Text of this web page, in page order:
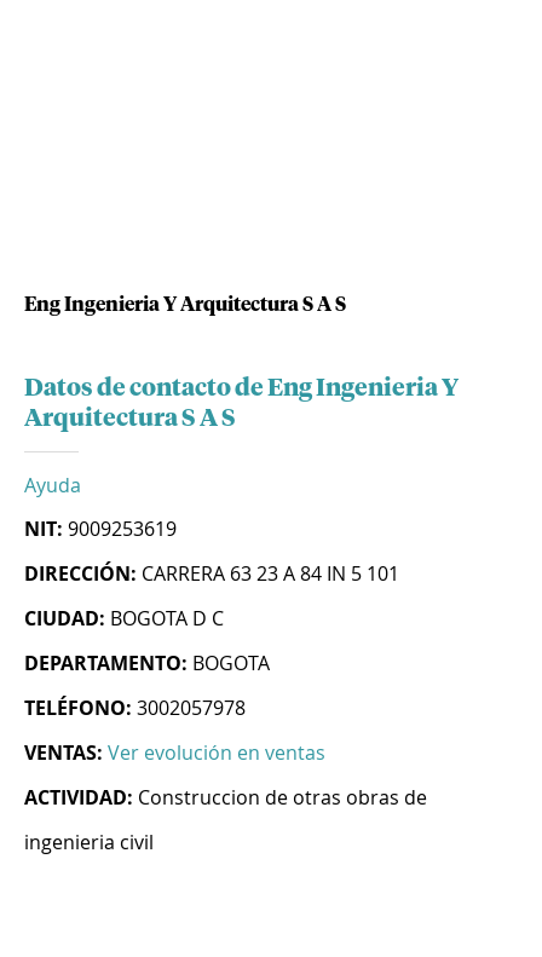
Eng Ingenieria Y Arquitectura S A S
Datos de contacto de Eng Ingenieria Y
Arquitectura S A S
Ayuda
NIT: 9009253619
DIRECCIÓN: CARRERA 63 23 A 84 IN 5 101
CIUDAD: BOGOTA D C
DEPARTAMENTO: BOGOTA
TELÉFONO: 3002057978
VENTAS: Ver evolución en ventas
ACTIVIDAD: Construccion de otras obras de
ingenieria civil